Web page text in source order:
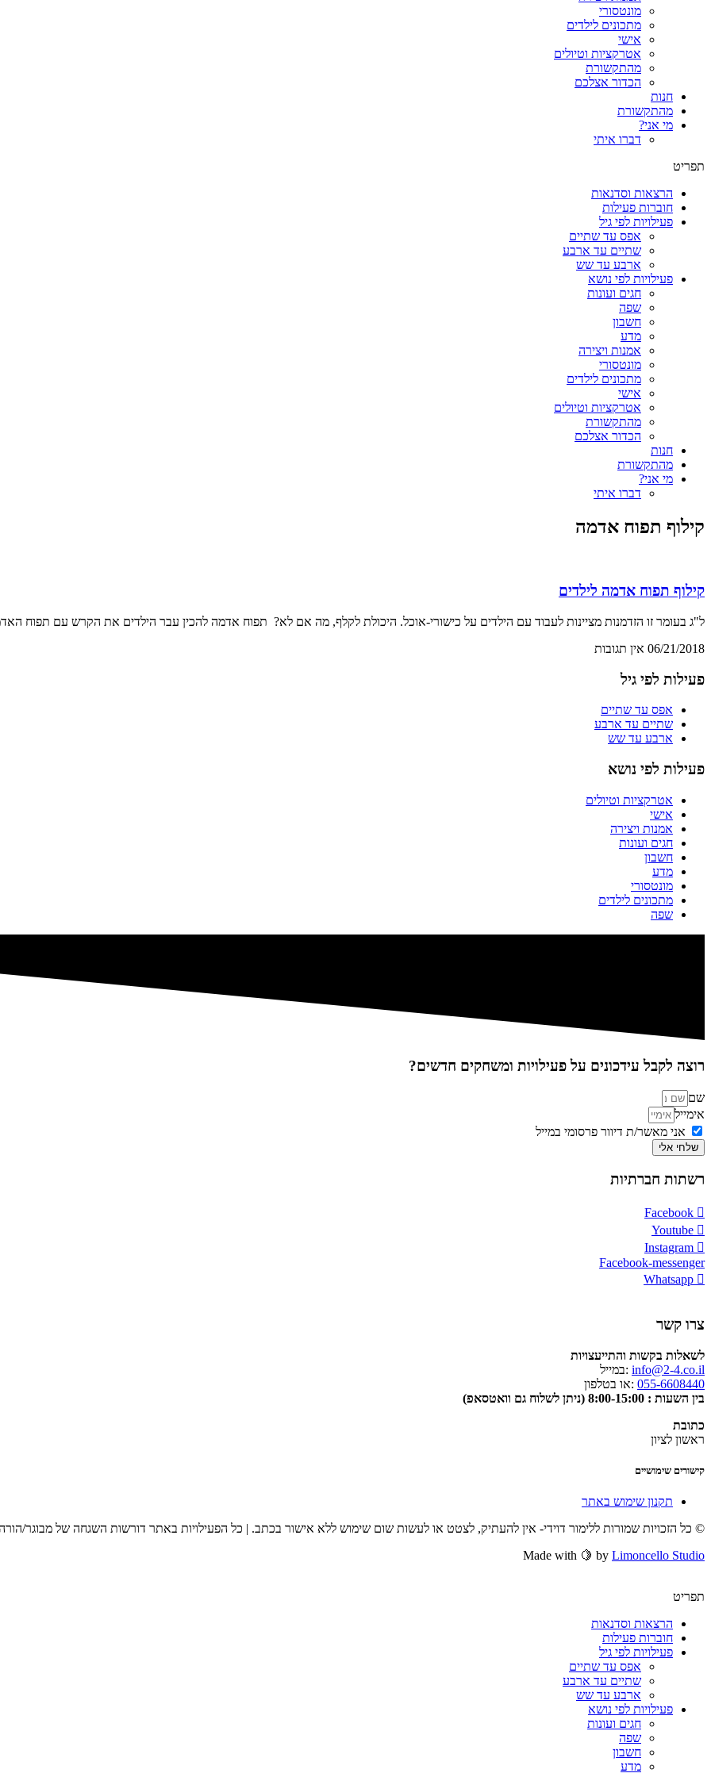
מונטסורי
מתכונים לילדים
אישי
אטרקציות וטיולים
מהתקשורת
הכדור אצלכם
חנות
מהתקשורת
מי אני?
דברו איתי
תפריט
הרצאות וסדנאות
חוברות פעילות
פעילויות לפי גיל
אפס עד שתיים
שתיים עד ארבע
ארבע עד שש
פעילויות לפי נושא
חגים ועונות
שפה
חשבון
מדע
אמנות ויצירה
מונטסורי
מתכונים לילדים
אישי
אטרקציות וטיולים
מהתקשורת
הכדור אצלכם
חנות
מהתקשורת
מי אני?
דברו איתי
קילוף תפוח אדמה
קילוף תפוח אדמה לילדים
ל"ג בעומר זו הזדמנות מציינות לעבוד עם הילדים על כישורי-אוכל. היכולת לקלף, מה אם לא? תפוח אדמה להכין עבר הילדים את הקרש עם תפוח
06/21/2018 אין תגובות
פעילות לפי גיל
אפס עד שתיים
שתיים עד ארבע
ארבע עד שש
פעילות לפי נושא
אטרקציות וטיולים
אישי
אמנות ויצירה
חגים ועונות
חשבון
מדע
מונטסורי
מתכונים לילדים
שפה
רוצה לקבל עידכונים על פעילויות ומשחקים חדשים?
שם
אימייל
אני מאשר/ת דיוור פרסומי במייל
שלחי אלי
רשתות חברתיות
Facebook
Youtube
Instagram
Facebook-messenger
Whatsapp
צרו קשר
לשאלות בקשות והתייעצויות
info@2-4.co.il :במייל
055-6608440 :או בטלפון
בין השעות : 8:00-15:00 (ניתן לשלוח גם וואטסאפ)
כתובת
ראשון לציון
קישורים שימושיים
תקנון שימוש באתר
© כל הזכויות שמורות ללימור דוידי- אין להעתיק, לצטט או לעשות שום שימוש ללא אישור בכתב. | כל הפעילויות באתר דורשות השגחה של מבוגר/
Made with 🍋 by Limoncello Studio
תפריט
הרצאות וסדנאות
חוברות פעילות
פעילויות לפי גיל
אפס עד שתיים
שתיים עד ארבע
ארבע עד שש
פעילויות לפי נושא
חגים ועונות
שפה
חשבון
מדע